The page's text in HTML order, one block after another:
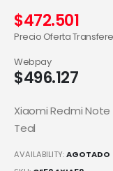
$472.501
Precio Oferta
$496.127
Webpay
Xiaomi Redmi
Teal
AVAILABILITY:AGOTADO